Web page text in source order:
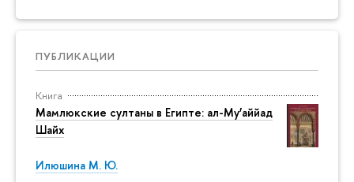
ПУБЛИКАЦИИ
Книга
Мамлюкские султаны в Египте: ал-Му’аййад
Шайх
Илюшина М. Ю.